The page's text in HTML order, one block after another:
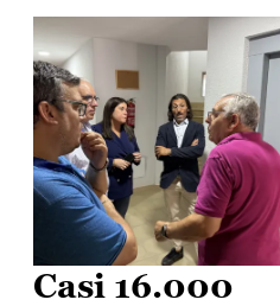
Casi 16.000